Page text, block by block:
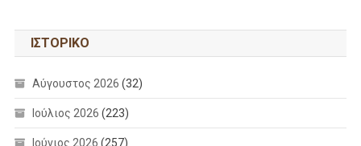
ΙΣΤΟΡΙΚΌ
Αύγουστος 2026 (32)
Ιούλιος 2026 (223)
Ιούνιος 2026 (257)